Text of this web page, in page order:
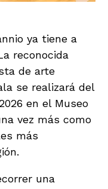
ya tiene a
reconocida
de arte
se realizará del
en el Museo
vez más como
más
una